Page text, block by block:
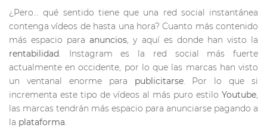
¿Pero… qué sentido tiene que una red social instantánea
contenga vídeos de hasta una hora? Cuanto más contenido
más espacio paraanuncios, y aquí es donde han visto la
rentabilidad. Instagram es la red social más fuerte
actualmente en occidente, por lo que las marcas han visto
un ventanal enorme para publicitarse. Por lo que si
incrementa este tipo de vídeos al más puro estilo Youtube,
las marcas tendrán más espacio para anunciarse pagando a
la plataforma.